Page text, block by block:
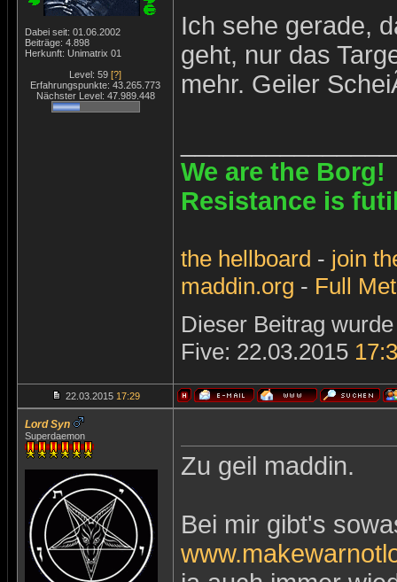
Dabei seit: 01.06.2002
Beiträge: 4.898
Herkunft: Unimatrix 01
Level: 59 [?]
Erfahrungspunkte: 43.265.773
Nächster Level: 47.989.448
Ich sehe gerade,
geht, nur das
mehr. Geiler
We are the Borg!
Resistance is
the hellboard - join
maddin.org - Full
Dieser Beitrag
Five: 22.03.2015
22.03.2015 17:29
Lord Syn
Superdaemon
Zu geil maddin.
Bei mir gibt's